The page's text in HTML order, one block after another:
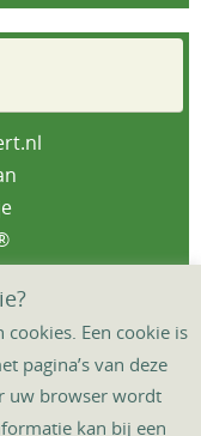
KRANTJE
Een cookie is
pagina’s van deze
uw browser wordt
kan bij een